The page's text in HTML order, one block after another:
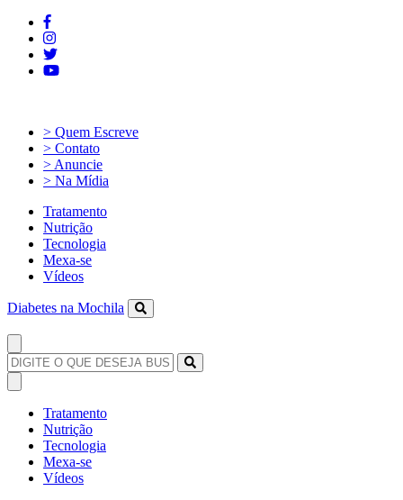
> Quem Escreve
> Contato
> Anuncie
> Na Mídia
Tratamento
Nutrição
Tecnologia
Mexa-se
Vídeos
Diabetes na Mochila
Tratamento
Nutrição
Tecnologia
Mexa-se
Vídeos